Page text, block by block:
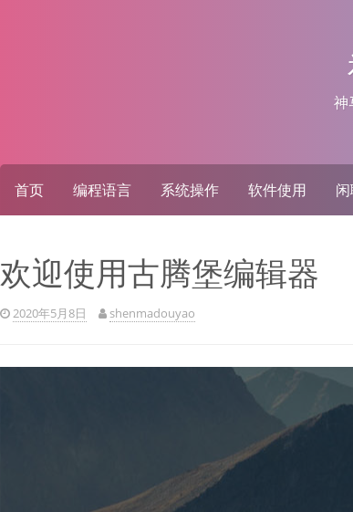
神
首页 编程语言 系统操作 软件使用
欢迎使用古腾堡编辑器
2020年5月8日 shenmadouyao